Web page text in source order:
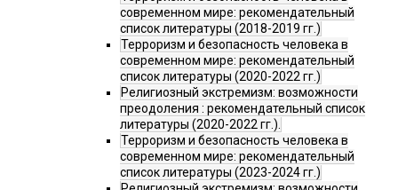
современном мире: рекомендательный
список литературы (2018-2019 гг.)
Терроризм и безопасность человека в
современном мире: рекомендательный
список литературы (2020-2022 гг.)
Религиозный экстремизм: возможности
преодоления : рекомендательный список
литературы (2020-2022 гг.).
Терроризм и безопасность человека в
современном мире: рекомендательный
список литературы (2023-2024 гг.)